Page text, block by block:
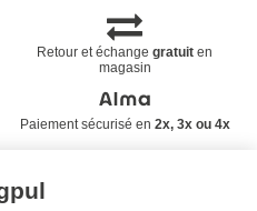
Retour et échangegratuit en
magasin
Paiement sécurisé en 2x, 3x ou 4x